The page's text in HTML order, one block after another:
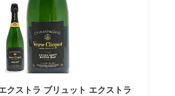
クストラ ブリュット エクストラ